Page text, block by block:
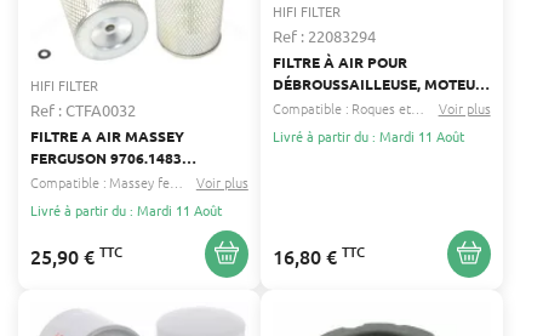
HIFI FILTER
Ref : CTFA0032
FILTRE A AIR MASSEY
FERGUSON 9706.1483
PA1907FN
Compatible : Grillo
Voir plus
Livré à partir du : Mardi 11 Août
25,90 € TTC
HIFI FILTER
Ref : 22083294
FILTRE À AIR POUR
DÉBROUSSAILLEUSE, MOTEUR,
TONDEUSE GABY, HERKULES,
HONDA HIFI FILTER 101-258
Compatible : Roques et lecoeur Verts loisirs
Voir plus
Livré à partir du : Mardi 11 Août
16,80 € TTC